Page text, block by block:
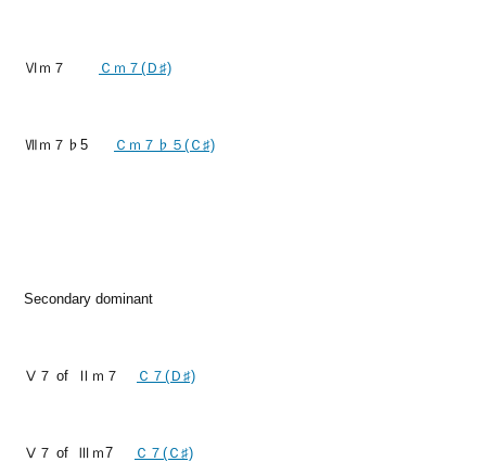
Ⅵｍ７ Ｃｍ７(Ｄ♯)
Ⅶｍ７♭5 Ｃｍ７♭５(Ｃ♯)
Secondary dominant
Ⅴ７ of Ⅱｍ７ Ｃ７(Ｄ♯)
Ⅴ７ of Ⅲｍ7 Ｃ７(Ｃ♯)